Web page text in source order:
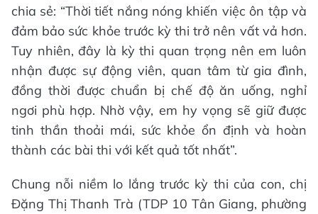
chia sẻ: “Thời tiết nắng nóng khiến việc ôn tập và
đảm bảo sức khỏe trước kỳ thi trở nên vất vả hơn.
Tuy nhiên, đây là kỳ thi quan trọng nên em luôn
nhận được sự động viên, quan tâm từ gia đình,
đồng thời được chuẩn bị chế độ ăn uống, nghỉ
ngơi phù hợp. Nhờ vậy, em hy vọng sẽ giữ được
tinh thần thoải mái, sức khỏe ổn định và hoàn
thành các bài thi với kết quả tốt nhất”.
Chung nỗi niềm lo lắng trước kỳ thi của con, chị
Đặng Thị Thanh Trà (TDP 10 Tân Giang, phường